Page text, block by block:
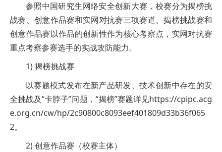
参照中国研究生网络安全创新大赛，校赛分为揭榜挑
战赛、创意作品赛和实网对抗赛三项赛道。揭榜挑战赛和
创意作品赛以作品的创新性作为核心考察点，实网对抗赛
重点考察参赛选手的实战攻防能力。
1) 揭榜挑战赛
以赛题模式发布在新产品研发、技术创新中存在的安
全挑战及“卡脖子”问题，“揭榜”赛题详见https://cpipc.acg
e.org.cn/cw/hp/2c90800c8093eef401809d33b36f065
2。
2) 创意作品赛（校赛主体）